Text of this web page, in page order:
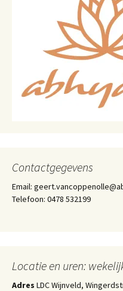
Contactgegevens
Email:
Telefoon: 0478 532199
Locatie en uren:
Adres LDC Wijnveld,